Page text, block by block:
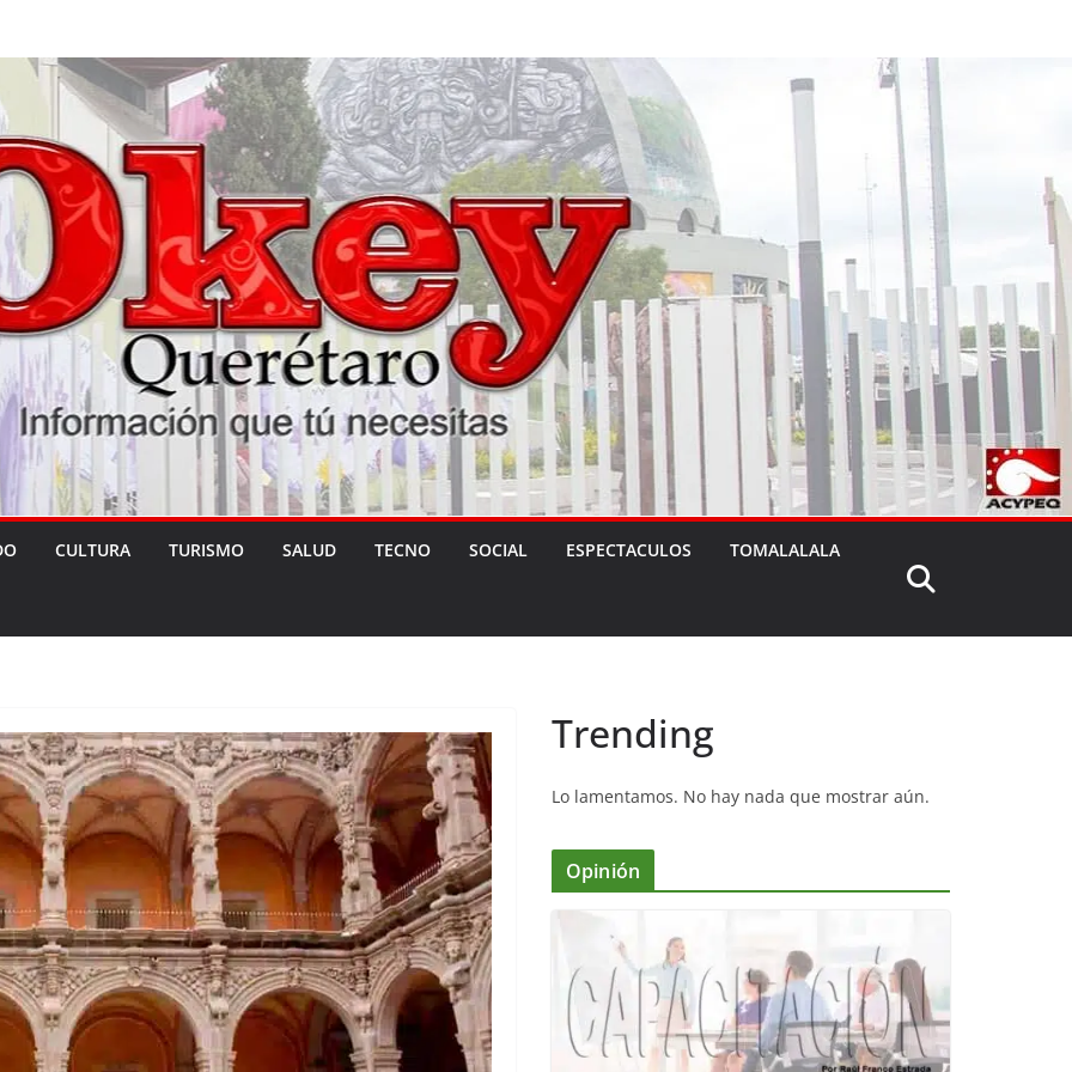
CULTURA TURISMO SALUD TECNO SOCIAL ESPECTACULOS TOMALALALA
Trending
Lo lamentamos. No hay nada que mostrar aún.
Opinión